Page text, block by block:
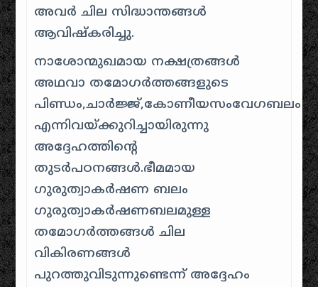
അവർ ചില സിദ്ധാന്തങ്ങൾ
ആവിഷ്കരിച്ചു.
നാശോന്മുഖമായ നക്ഷത്രങ്ങൾ
അഥവാ തമോഗർത്തങ്ങളുടെ
പിണ്ഡം,ചാർജ്ജ്,കോണീയസംവേഗബലം
എന്നിവയ്ക്കുറിച്ചായിരുന്നു
അദ്ദേഹത്തിന്റെ
തുടർപഠനങ്ങൾ.ഭീമമായ
ഗുരുത്വാകർഷണ ബലം
ഗുരുത്വാകർഷണബലമുള്ള
തമോഗർത്തങ്ങൾ ചില
വികിരണങ്ങൾ
പുറത്തുവിടുന്നുണ്ടെന്ന് അദ്ദേഹം